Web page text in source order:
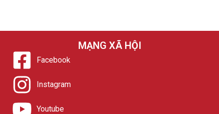
MẠNG XÃ HỘI
Facebook
Instagram
Youtube